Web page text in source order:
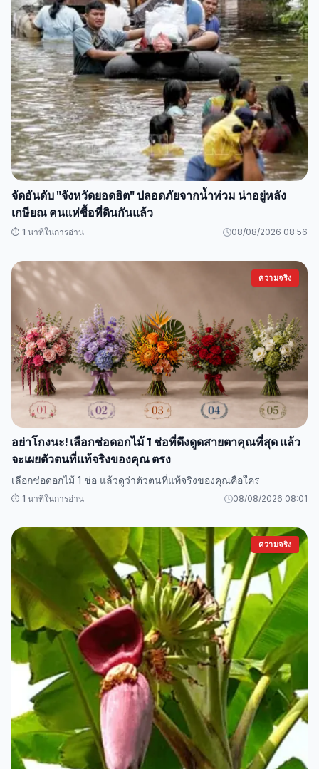
จัดอันดับ "จังหวัดยอดฮิต" ปลอดภัยจากน้ำท่วม น่าอยู่หลัง
เกษียณ คนแห่ซื้อที่ดินกันแล้ว
⏱️ 1 นาทีในการอ่าน 08/08/2026 08:56
ความจริง
อย่าโกงนะ! เลือกช่อดอกไม้ 1 ช่อที่ดึงดูดสายตาคุณที่สุด แล้ว
จะเผยตัวตนที่แท้จริงของคุณ ตรง
เลือกช่อดอกไม้ 1 ช่อ แล้วดูว่าตัวตนที่แท้จริงของคุณคือใคร
⏱️ 1 นาทีในการอ่าน 08/08/2026 08:01
ความจริง